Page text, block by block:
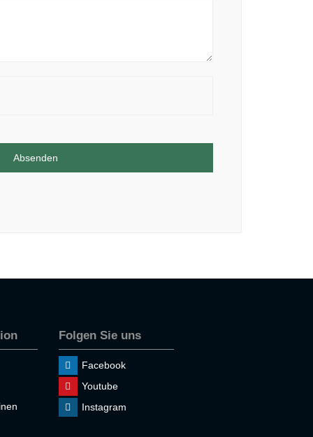
Absenden
Folgen Sie uns
Facebook
Youtube
Instagram